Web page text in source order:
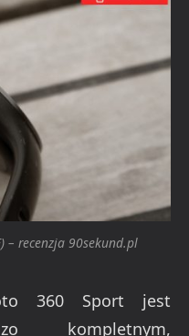
– recenzja 90sekund.pl
360 Sport jest
kompletnym,